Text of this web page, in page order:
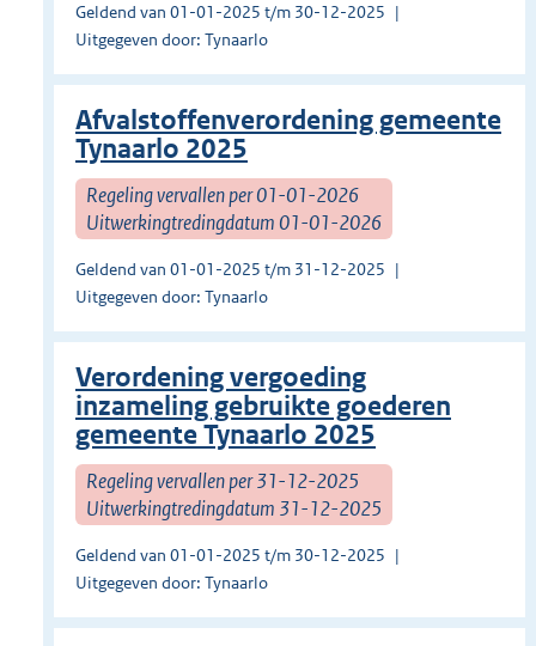
Geldend van 01-01-2025 t/m 30-12-2025
Uitgegeven door: Tynaarlo
Afvalstoffenverordening gemeente
Tynaarlo 2025
Regeling vervallen per 01-01-2026
Uitwerkingtredingdatum 01-01-2026
Geldend van 01-01-2025 t/m 31-12-2025
Uitgegeven door: Tynaarlo
Verordening vergoeding
inzameling gebruikte goederen
gemeente Tynaarlo 2025
Regeling vervallen per 31-12-2025
Uitwerkingtredingdatum 31-12-2025
Geldend van 01-01-2025 t/m 30-12-2025
Uitgegeven door: Tynaarlo